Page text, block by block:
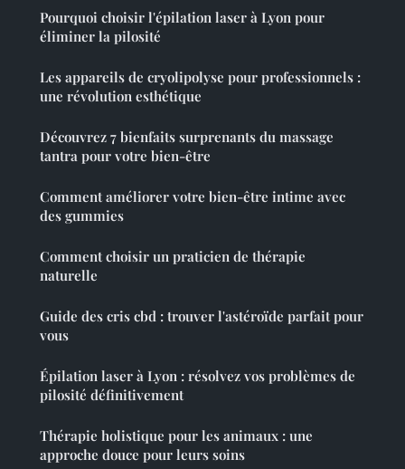
Pourquoi choisir l'épilation laser à Lyon pour
éliminer la pilosité
Les appareils de cryolipolyse pour professionnels :
une révolution esthétique
Découvrez 7 bienfaits surprenants du massage
tantra pour votre bien-être
Comment améliorer votre bien-être intime avec
des gummies
Comment choisir un praticien de thérapie
naturelle
Guide des cris cbd : trouver l'astéroïde parfait pour
vous
Épilation laser à Lyon : résolvez vos problèmes de
pilosité définitivement
Thérapie holistique pour les animaux : une
approche douce pour leurs soins